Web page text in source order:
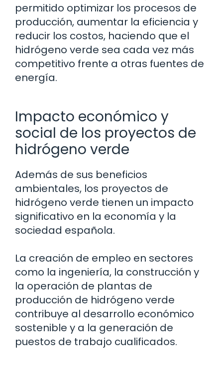
permitido optimizar los procesos de
producción, aumentar la eficiencia y
reducir los costos, haciendo que el
hidrógeno verde sea cada vez más
competitivo frente a otras fuentes de
energía.
Impacto económico y
social de los proyectos de
hidrógeno verde
Además de sus beneficios
ambientales, los proyectos de
hidrógeno verde tienen un impacto
significativo en la economía y la
sociedad española.
La creación de empleo en sectores
como la ingeniería, la construcción y
la operación de plantas de
producción de hidrógeno verde
contribuye al desarrollo económico
sostenible y a la generación de
puestos de trabajo cualificados.